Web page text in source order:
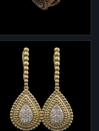
1-879.2
Кольцо 1-879.1 из желтого
золота с бриллиантами